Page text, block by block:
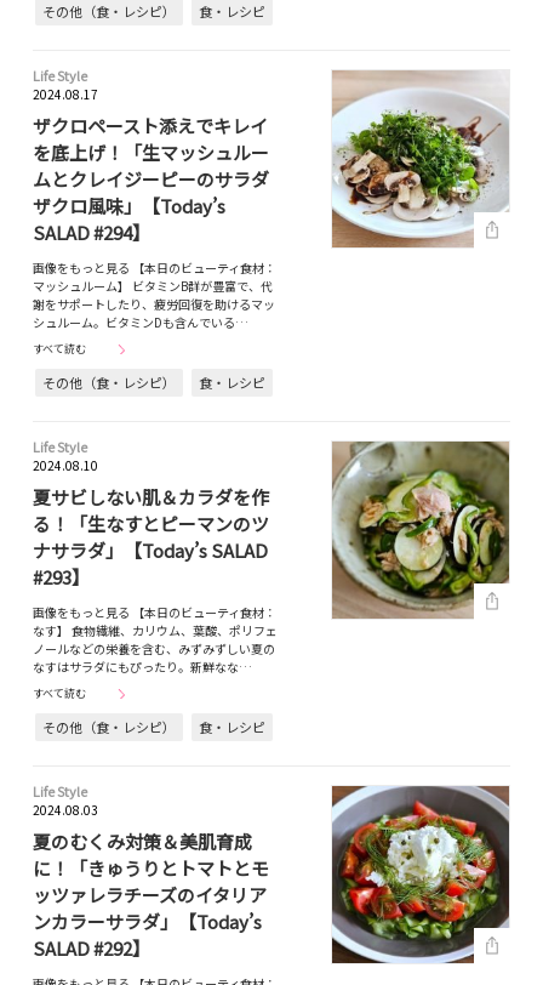
その他（食・レシピ） 食・レシピ
Life Style
2024.08.17
ザクロペースト添えでキレイ
を底上げ！「生マッシュルー
ムとクレイジーピーのサラダ
ザクロ風味」【Today’s
SALAD #294】
画像をもっと見る 【本日のビューティ食材：
マッシュルーム】 ビタミンB群が豊富で、代
謝をサポートしたり、疲労回復を助けるマッ
シュルーム。ビタミンDも含んでいる…
すべて読む
その他（食・レシピ） 食・レシピ
Life Style
2024.08.10
夏サビしない肌＆カラダを作
る！「生なすとピーマンのツ
ナサラダ」【Today’s SALAD
#293】
画像をもっと見る 【本日のビューティ食材：
なす】 食物繊維、カリウム、葉酸、ポリフェ
ノールなどの栄養を含む、みずみずしい夏の
なすはサラダにもぴったり。新鮮なな…
すべて読む
その他（食・レシピ） 食・レシピ
Life Style
2024.08.03
夏のむくみ対策＆美肌育成
に！「きゅうりとトマトとモ
ッツァレラチーズのイタリア
ンカラーサラダ」【Today’s
SALAD #292】